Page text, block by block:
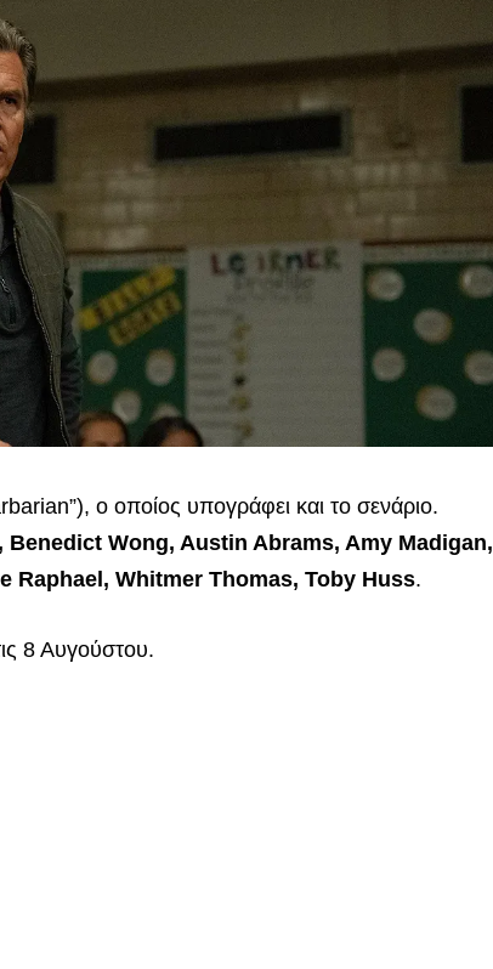
ο οποίος υπογράφει και το σενάριο.
Wong, Austin Abrams, Amy Madigan,
Raphael, Whitmer Thomas, Toby Huss.
8 Αυγούστου.